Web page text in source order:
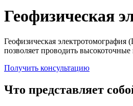
Геофизическая
Геофизическая
позволяет проводить
Получить консультацию
Что представляет